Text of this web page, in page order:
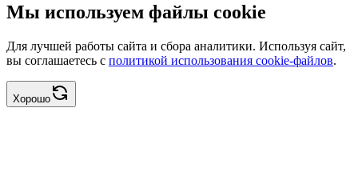
Мы используем файлы cookie
Для лучшей работы сайта и сбора аналитики. Используя сайт,
вы соглашаетесь с политикой использования cookie-файлов.
Хорошо